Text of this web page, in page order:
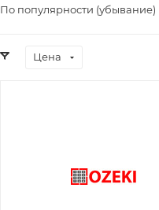
По популярности (убывание)
Цена